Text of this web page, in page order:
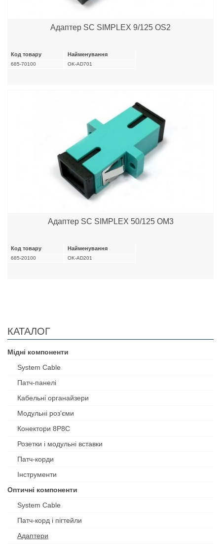
Адаптер SC SIMPLEX 9/125 OS2
Код товару Найменування
685-70100 OK-AD701
Адаптер SC SIMPLEX 50/125 OM3
Код товару Найменування
685-20100 OK-AD201
КАТАЛОГ
Мідні компоненти
System Cable
Патч-панелі
Кабельні органайзери
Модульні роз'єми
Конектори 8P8C
Розетки і модульні вставки
Патч-корди
Інструменти
Оптичні компоненти
System Cable
Патч-корд і пігтейли
Адаптери